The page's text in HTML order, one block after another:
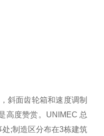
斜面齿轮箱和速度调制
高度赞赏。UNIMEC 总
;制造区分布在3栋建筑